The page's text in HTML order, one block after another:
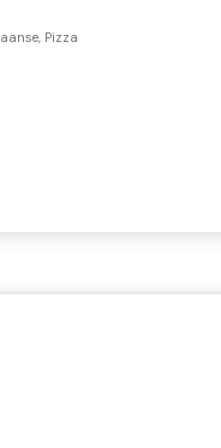
Pizza